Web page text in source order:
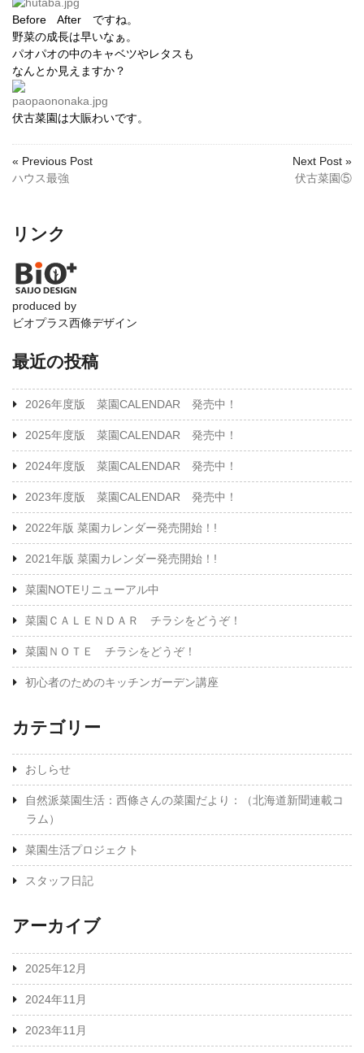
Before After ですね。
野菜の成長は早いなぁ。
パオパオの中のキャベツやレタスも
なんとか見えますか？
伏古菜園は大賑わいです。
« Previous Post
ハウス最強
Next Post »
伏古菜園⑤
リンク
produced by
ビオプラス西條デザイン
最近の投稿
2026年度版 菜園CALENDAR 発売中！
2025年度版 菜園CALENDAR 発売中！
2024年度版 菜園CALENDAR 発売中！
2023年度版 菜園CALENDAR 発売中！
2022年版 菜園カレンダー発売開始！!
2021年版 菜園カレンダー発売開始！!
菜園NOTEリニューアル中
菜園ＣＡＬＥＮＤＡＲ チラシをどうぞ！
菜園ＮＯＴＥ チラシをどうぞ！
初心者のためのキッチンガーデン講座
カテゴリー
おしらせ
自然派菜園生活：西條さんの菜園だより：（北海道新聞連載コ
ラム）
菜園生活プロジェクト
スタッフ日記
アーカイブ
2025年12月
2024年11月
2023年11月